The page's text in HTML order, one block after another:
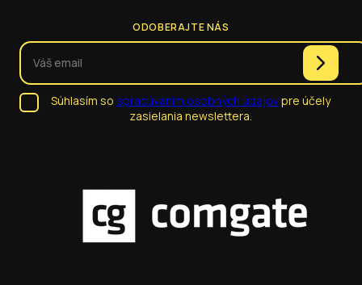
ODOBERAJTE NÁS
Súhlasím so spracúvaním osobných údajovpre účely
zasielania newslettera.